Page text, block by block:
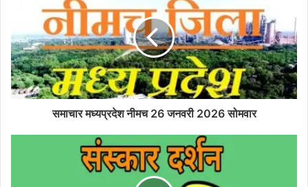
समाचार मध्यप्रदेश नीमच 26 जनवरी 2026 सोमवार